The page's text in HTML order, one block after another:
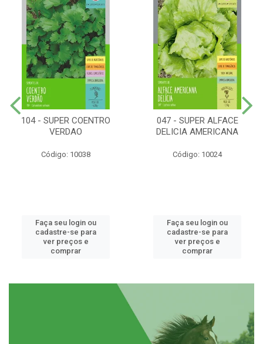
104 - SUPER COENTRO
VERDAO
Código: 10038
Faça seu login ou
cadastre-se para
ver preços e
comprar
047 - SUPER ALFACE
DELICIA AMERICANA
Código: 10024
Faça seu login ou
cadastre-se para
ver preços e
comprar